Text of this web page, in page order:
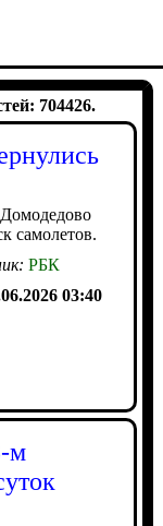
704426.
самолетов.
РБК
03:40
м